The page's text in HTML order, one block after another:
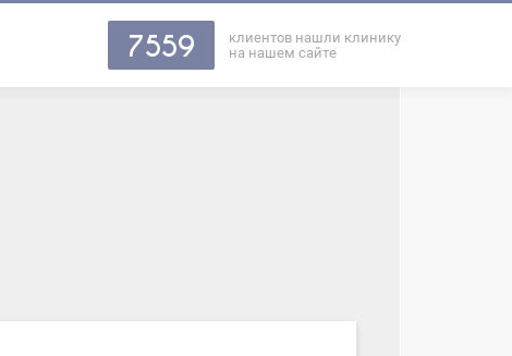
7559
клиентов нашли клинику
на нашем сайте